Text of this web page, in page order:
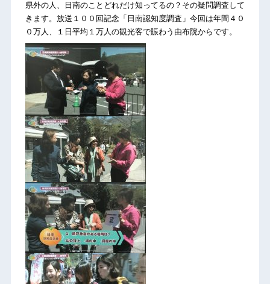
県外の人、日南のことどれだけ知ってるの？その疑問調査して
きます。放送１００回記念「日南認知度調査」今回は年間４０
０万人、１日平均１万人の観光客で賑わう由布院からです。